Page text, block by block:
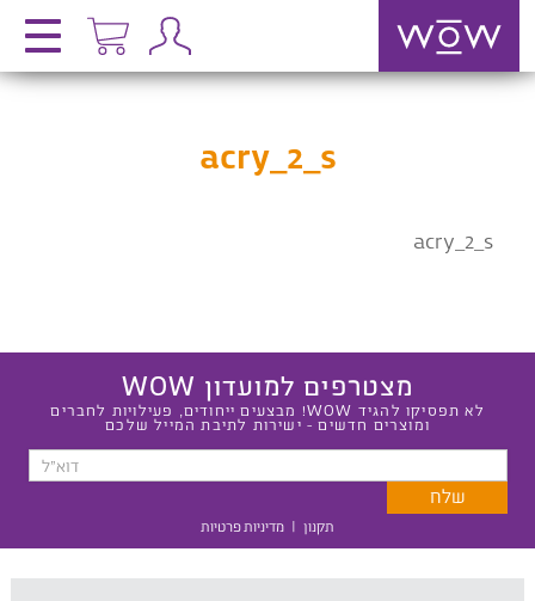
acry_2_s
acry_2_s
מצטרפים למועדון WOW
לא תפסיקו להגיד WOW! מבצעים ייחודים, פעילויות לחברים
ומוצרים חדשים - ישירות לתיבת המייל שלכם
תקנון | מדיניות פרטיות